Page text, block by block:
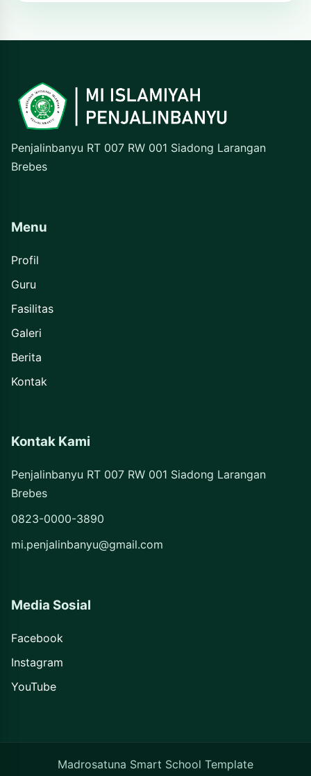
Penjalinbanyu RT 007 RW 001 Siadong Larangan
Brebes
Menu
Profil
Guru
Fasilitas
Galeri
Berita
Kontak
Kontak Kami
Penjalinbanyu RT 007 RW 001 Siadong Larangan
Brebes
0823-0000-3890
mi.penjalinbanyu@gmail.com
Media Sosial
Facebook
Instagram
YouTube
Madrosatuna Smart School Template